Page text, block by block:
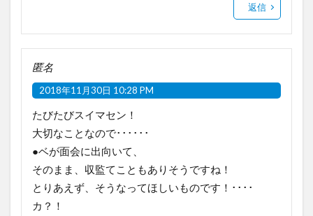
返信
匿名
2018年11月30日 10:28 PM
たびたびスイマセン！
大切なことなので･･････
●ベが面会に出向いて、
そのまま、収監てこともありそうですね！
とりあえず、そうなってほしいものです！････
カ？！